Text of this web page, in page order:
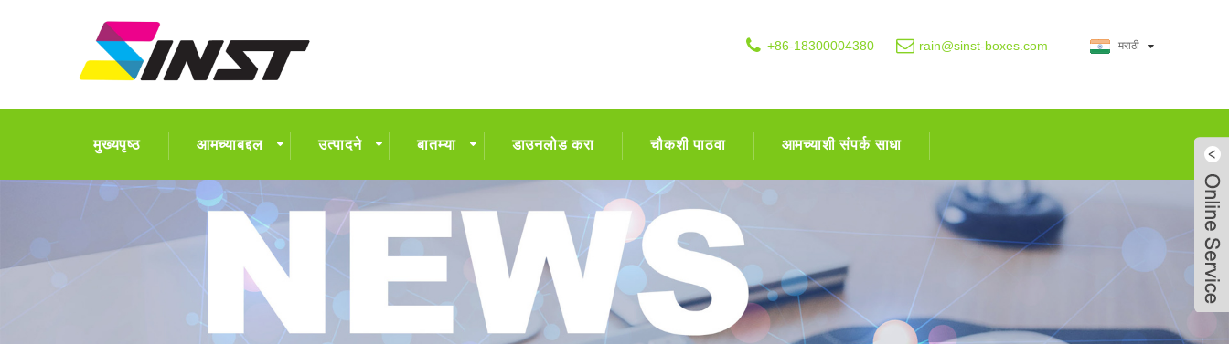
मराठी
+86-18300004380 rain@sinst-boxes.com
मुख्यपृष्ठ आमच्याबद्दल उत्पादने बातम्या डाउनलोड करा चौकशी पाठवा आमच्याशी संपर्क साधा